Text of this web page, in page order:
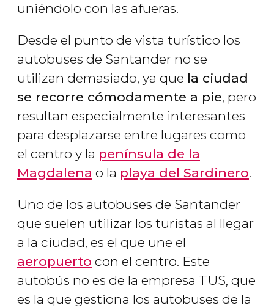
uniéndolo con las afueras.
Desde el punto de vista turístico los
autobuses de Santander no se
utilizan demasiado, ya que la ciudad
se recorre cómodamente a pie, pero
resultan especialmente interesantes
para desplazarse entre lugares como
el centro y la península de la
Magdalena o la playa del Sardinero.
Uno de los autobuses de Santander
que suelen utilizar los turistas al llegar
a la ciudad, es el que une el
aeropuerto con el centro. Este
autobús no es de la empresa TUS, que
es la que gestiona los autobuses de la